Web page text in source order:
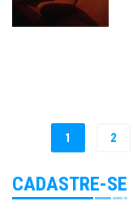
1 2
CADASTRE-SE